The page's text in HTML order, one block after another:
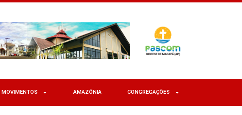
MOVIMENTOS AMAZÔNIA CONGREGAÇÕES